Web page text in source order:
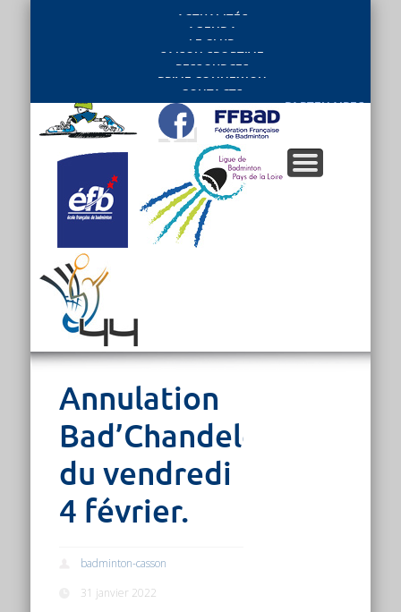
ACTUALITÉS
AGENDA
LE CLUB
SAISON SPORTIVE
RESSOURCES
PRIVE CONNEXION
CONTACTS
PARTENAIRES
Annulation
Bad’Chandeleur
du vendredi
4 février.
badminton-casson
31 janvier 2022